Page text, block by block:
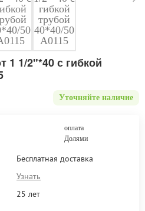
1 1/2"*40 с гибкой
Уточняйте наличие
оплата
Долями
Бесплатная доставка
Узнать
25 лет